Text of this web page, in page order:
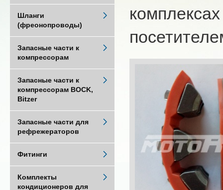
Шланги
(фреонопроводы)
Запасные части к
компрессорам
Запасные части к
компрессорам BOCK,
Bitzer
Запасные части для
рефрежераторов
Фитинги
Комплекты
кондиционеров для